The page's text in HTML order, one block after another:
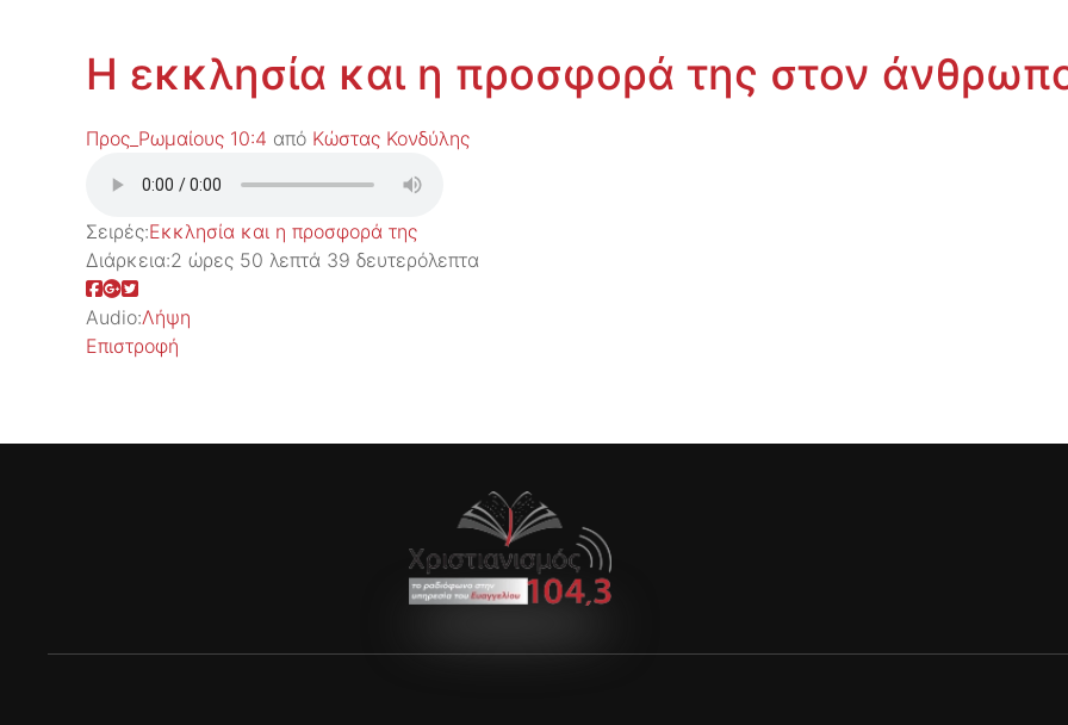
Η εκκλησία και η προσφορά της στον
Προς_Ρωμαίους 10:4 από Κώστας Κονδύλης
Σειρές:Εκκλησία και η προσφορά της
Διάρκεια:2 ώρες 50 λεπτά 39 δευτερόλεπτα
Audio:Λήψη
Επιστροφή